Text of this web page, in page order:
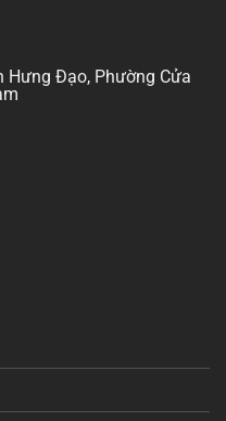
Hưng Đạo, Phường Cửa